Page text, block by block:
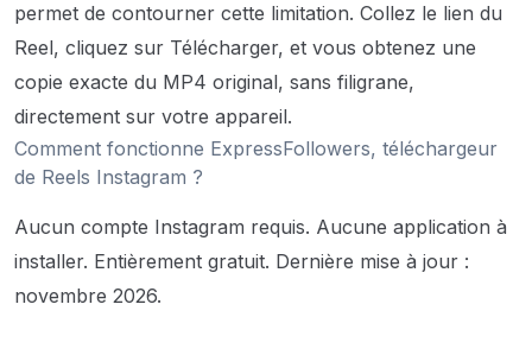
permet de contourner cette limitation. Collez le lien du
Reel, cliquez sur Télécharger, et vous obtenez une
copie exacte du MP4 original, sans filigrane,
directement sur votre appareil.
Comment fonctionne ExpressFollowers, téléchargeur
de Reels Instagram ?
Aucun compte Instagram requis. Aucune application à
installer. Entièrement gratuit. Dernière mise à jour :
novembre 2026.